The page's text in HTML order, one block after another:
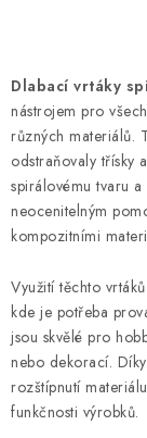
v
l
á
d
a
c
í
p
r
v
k
y
v
Dlabací vrtáky
nástrojem pro
různých materiálů.
odstraňovaly třísky
spirálovému tvaru
neocenitelným
kompozitními
Využití těchto
kde je potřeba
jsou skvělé pro
nebo dekorací.
rozštípnutí
funkčnosti výrobků.